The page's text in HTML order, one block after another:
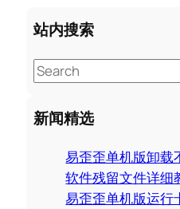
站内搜索
S
e
a
r
新闻精选
易歪歪单机版卸载
软件残留文件详细
易歪歪单机版运行